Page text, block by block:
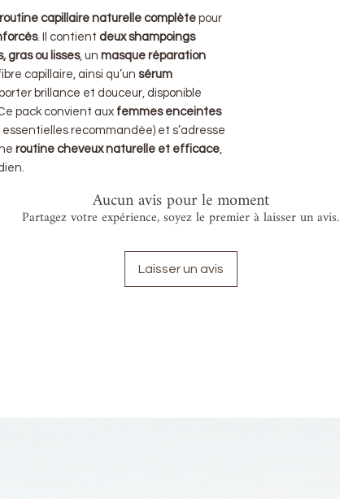
routine capillaire naturelle complète pour
. Il contient deux shampoings
gras ou lisses, un masque réparation
capillaire, ainsi qu’un sérum
brillance et douceur, disponible
pack convient aux femmes enceintes
recommandée) et s’adresse
routine cheveux naturelle et efficace
Aucun avis pour le moment
Partagez votre expérience, soyez le premier à laisser un avis.
Laisser un avis